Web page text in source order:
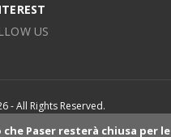
US
- All Rights Reserved.
Paser resterà chiusa per le